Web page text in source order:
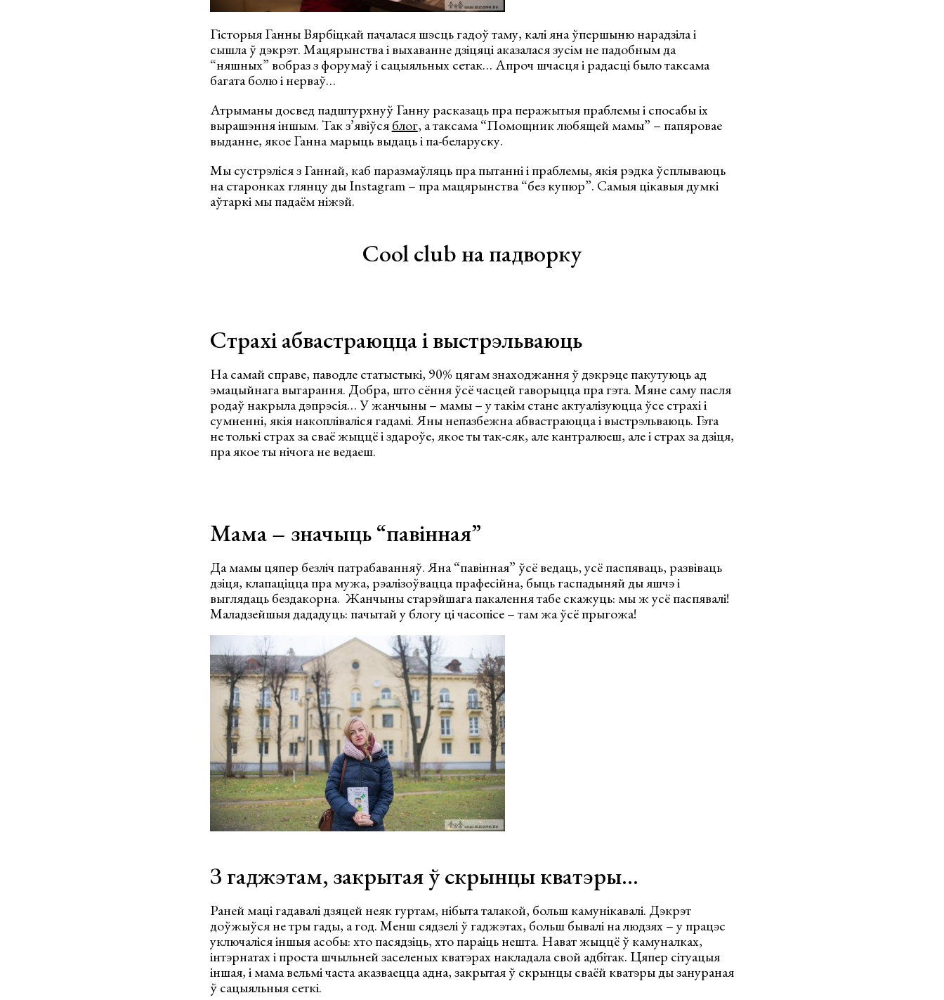
Гісторыя Ганны Вярбіцкай пачалася шэсць гадоў таму, калі яна ўпершыню нарадзіла і
сышла ў дэкрэт. Мацярынства і выхаванне дзіцяці аказалася зусім не падобным да
“няшных” вобраз з форумаў і сацыяльных сетак… Апроч шчасця і радасці было таксама
багата болю і нерваў…
Атрыманы досвед падштурхнуў Ганну расказаць пра перажытыя праблемы і спосабы іх
вырашэння іншым. Так з’явіўсяблог, а таксама “Помощник любящей мамы” – папяровае
выданне, якое Ганна марыць выдаць і па-беларуску.
Мы сустрэліся з Ганнай, каб паразмаўляць пра пытанні і праблемы, якія рэдка ўсплываюць
на старонках глянцу ды Instagram – пра мацярынства “без купюр”. Самыя цікавыя думкі
аўтаркі мы падаём ніжэй.
Сool club на падворку
Страхі абвастраюцца і выстрэльваюць
На самай справе, паводле статыстыкі, 90% цягам знаходжання ў дэкрэце пакутуюць ад
эмацыйнага выгарання. Добра, што сёння ўсё часцей гаворыцца пра гэта. Мяне саму пасля
родаў накрыла дэпрэсія… У жанчыны – мамы – у такім стане актуалізуюцца ўсе страхі і
сумненні, якія накопліваліся гадамі. Яны непазбежна абвастраюцца і выстрэльваюць. Гэта
не толькі страх за сваё жыццё і здароўе, якое ты так-сяк, але кантралюеш, але і страх за дзіця,
пра якое ты нічога не ведаеш.
Мама – значыць “павінная”
Да мамы цяпер безліч патрабаванняў. Яна “павінная” ўсё ведаць, усё паспяваць, развіваць
дзіця, клапаціцца пра мужа, рэалізоўвацца прафесійна, быць гаспадыняй ды яшчэ і
выглядаць бездакорна. Жанчыны старэйшага пакалення табе скажуць: мы ж усё паспявалі!
Маладзейшыя дададуць: пачытай у блогу ці часопісе – там жа ўсё прыгожа!
З гаджэтам, закрытая ў скрынцы кватэры…
Раней маці гадавалі дзяцей неяк гуртам, нібыта талакой, больш камунікавалі. Дэкрэт
доўжыўся не тры гады, а год. Менш сядзелі ў гаджэтах, больш бывалі на людзях – у працэс
уключаліся іншыя асобы: хто пасядзіць, хто параіць нешта. Нават жыццё ў камуналках,
інтэрнатах і проста шчыльней заселеных кватэрах накладала свой адбітак. Цяпер сітуацыя
іншая, і мама вельмі часта аказваецца адна, закрытая ў скрынцы сваёй кватэры ды занураная
ў сацыяльныя сеткі.